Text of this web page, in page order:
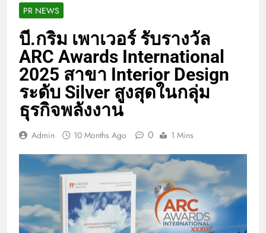
PR NEWS
บี.กริม เพาเวอร์ รับรางวัล
ARC Awards International
2025 สาขา Interior Design
ระดับ Silver สูงสุดในกลุ่ม
ธุรกิจพลังงาน
Admin 10 Months Ago 0 1 Mins